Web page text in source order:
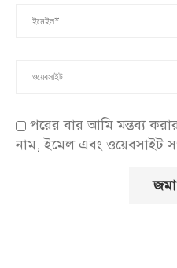
পরের বার আমি মন্তব্য
নাম, ইমেল এবং ওয়েবসাইট